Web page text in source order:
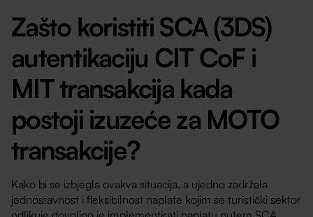
Zašto koristiti SCA (3DS)
autentikaciju CIT CoF i
MIT transakcija kada
postoji izuzeće za MOTO
transakcije?
Kako bi se izbjegla ovakva situacija, a ujedno zadržala
jednostavnost i fleksibilnost naplate kojim se turistički sektor